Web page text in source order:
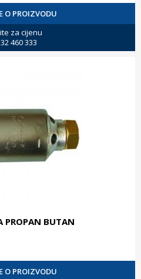
O PROIZVODU
za cijenu
460 333
PROPAN BUTAN
O PROIZVODU